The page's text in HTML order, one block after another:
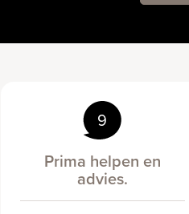
9
Prima helpen en
advies.